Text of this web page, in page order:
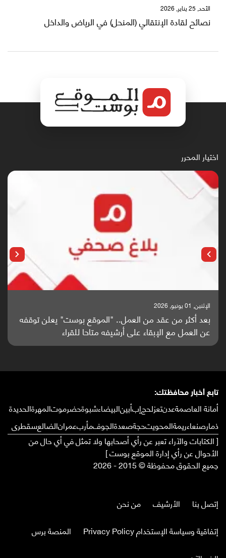
الأحد, 25 يناير, 2026
نصائح لقادة الإنتقالي (المنحل) في الرياض والداخل
اختيار المحرر
الإثنين, 01 يونيو, 2026
بعد أكثر من عقد من العمل.. "الموقع بوست" يعلن توقفه
عن العمل مع الإبقاء على أرشيفه متاحا للقراء
تابع أخبار محافظتك:
أمانة العاصمةعدنتعزلحجإبأبينالبيضاءشبوةحضرموتالمهرةالحديدة
ذمارصنعاءريمةالمحويتحجةصعدةالجوفمأربعمرانالضالعسقطرى
[ الكتابات والآراء تعبر عن رأي أصحابها ولا تمثل في أي حال من
الأحوال عن رأي إدارة الموقع بوست ]
جميع الحقوق محفوظة © 2015 - 2026
إتصل بنا الأرشيف
من نحن
إتفاقية وسياسة الإستخدام Privacy Policy
المنصة برس